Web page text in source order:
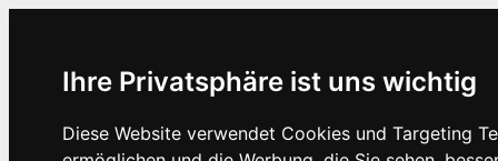
Ihre Privatsphäre ist uns wichtig
Diese Website verwendet Cookies und Targeting